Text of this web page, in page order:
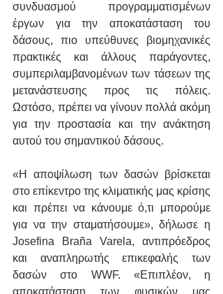
συνδυασμού προγραμματισμένων
έργων για την αποκατάσταση του
δάσους, πιο υπεύθυνες βιομηχανικές
πρακτικές και άλλους παράγοντες,
συμπεριλαμβανομένων των τάσεων της
μετανάστευσης προς τις πόλεις.
Ωστόσο, πρέπει να γίνουν πολλά ακόμη
για την προστασία και την ανάκτηση
αυτού του σημαντικού δάσους.
«Η αποψίλωση των δασών βρίσκεται
στο επίκεντρο της κλιματικής μας κρίσης
και πρέπει να κάνουμε ό,τι μπορούμε
για να την σταματήσουμε», δήλωσε η
Josefina Braña Varela, αντιπρόεδρος
και αναπληρωτής επικεφαλής των
δασών στο WWF. «Επιπλέον, η